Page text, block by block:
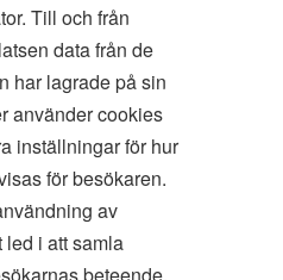
Till och från
data från de
har lagrade på sin
använder cookies
inställningar för hur
för besökaren.
av
led i att samla